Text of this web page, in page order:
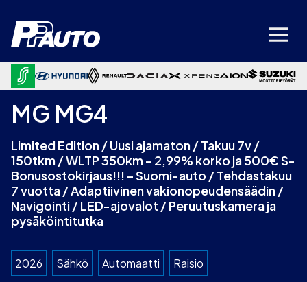
sisältöön
MG MG4
Limited Edition / Uusi ajamaton / Takuu 7v /
150tkm / WLTP 350km – 2,99% korko ja 500€ S-
Bonusostokirjaus!!! – Suomi-auto / Tehdastakuu
7 vuotta / Adaptiivinen vakionopeudensäädin /
Navigointi / LED-ajovalot / Peruutuskamera ja
pysäköintitutka
2026 Sähkö Automaatti Raisio